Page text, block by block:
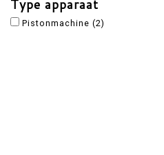
Type apparaat
Pistonmachine (2)